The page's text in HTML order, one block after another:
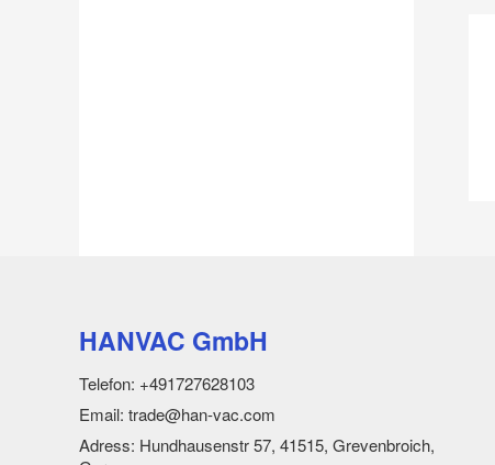
HANVAC GmbH
Telefon: +491727628103
Email: trade@han-vac.com
Adress: Hundhausenstr 57, 41515, Grevenbroich,